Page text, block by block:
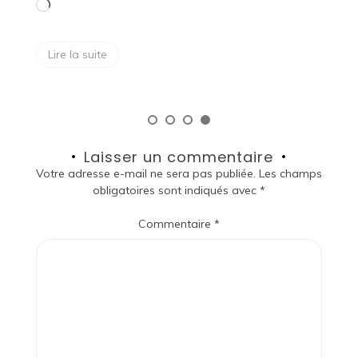
Laisser un commentaire
Votre adresse e-mail ne sera pas publiée. Les champs
obligatoires sont indiqués avec *
Commentaire *